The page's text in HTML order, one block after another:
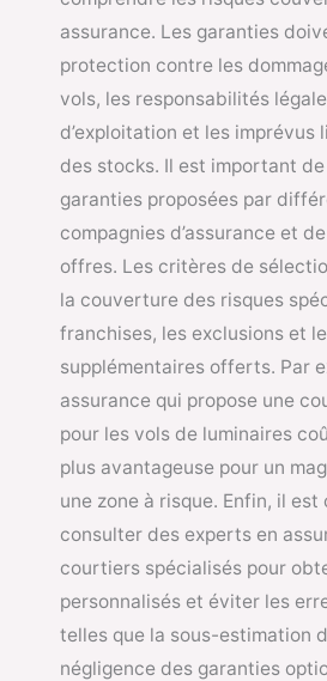
assurance. Les garanties
protection contre les
vols, les responsabilités
d’exploitation et les imprévus
des stocks. Il est important
garanties proposées par
compagnies d’assurance et
offres. Les critères de
la couverture des risques
franchises, les exclusions et
supplémentaires offerts. Par
assurance qui propose une
pour les vols de luminaires
plus avantageuse pour un
une zone à risque. Enfin, il
consulter des experts en
courtiers spécialisés pour
personnalisés et éviter les
telles que la sous-estimation
négligence des garanties